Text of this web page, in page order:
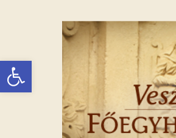
Eszköztár megnyitása